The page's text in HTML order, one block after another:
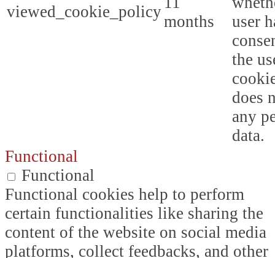
viewed_cookie_policy
months
user
the
does
any
data.
Functional
Functional
Functional cookies help to perform
certain functionalities like sharing the
content of the website on social media
platforms, collect feedbacks, and other